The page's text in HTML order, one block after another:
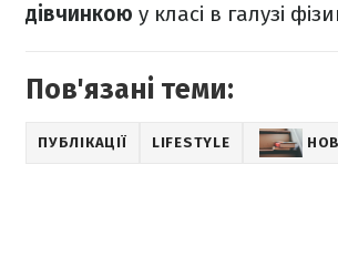
дівчинкою у класі в галузі
Пов'язані теми:
ПУБЛІКАЦІЇ LIFESTYLE